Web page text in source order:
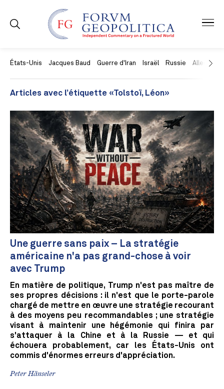
États-Unis Jacques Baud Guerre d'Iran Israël Russie Allemagne
Articles avec l’étiquette «Tolstoï, Léon»
Une guerre sans paix – La stratégie
américaine n'a pas grand-chose à voir
avec Trump
En matière de politique, Trump n'est pas maître de
ses propres décisions : il n'est que le porte-parole
chargé de mettre en œuvre une stratégie recourant
à des moyens peu recommandables ; une stratégie
visant à maintenir une hégémonie qui finira par
s'attaquer à la Chine et à la Russie — et qui
échouera probablement, car les États-Unis ont
commis d'énormes erreurs d'appréciation.
Peter Hänseler